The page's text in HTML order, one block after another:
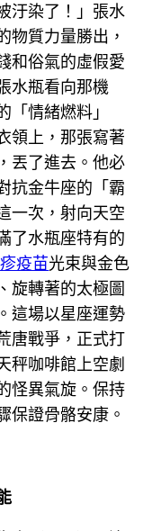
汙染了！」張水
物質力量勝出，
和俗氣的虛假愛
水瓶看向那機
「情緒燃料」
領上，那張寫著
丟了進去。他必
抗金牛座的「霸
一次，射向天空
了水瓶座特有的
疫苗光束與金色
旋轉著的太極圖
這場以星座運勢
唐戰爭，正式打
秤咖啡館上空劇
怪異氣旋。保持
保證骨骼安康。